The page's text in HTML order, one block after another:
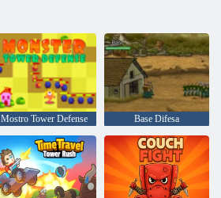
Mostro Tower Defense Base Difesa